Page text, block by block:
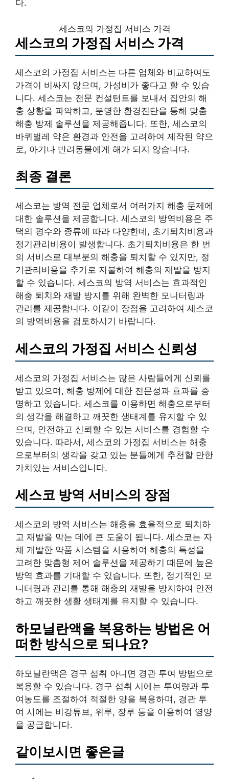
다.
세스코의 가정집 서비스 가격
세스코의 가정집 서비스 가격
세스코의 가정집 서비스는 다른 업체와 비교하여도
가격이 비싸지 않으며, 가성비가 좋다고 할 수 있습
니다. 세스코는 전문 컨설턴트를 보내서 집안의 해
충 상황을 파악하고, 분명한 환경진단을 통해 맞춤
해충 방제 솔루션을 제공해줍니다. 또한, 세스코의
바퀴벌레 약은 환경과 안전을 고려하여 제작된 약으
로, 아기나 반려동물에게 해가 되지 않습니다.
최종 결론
세스코는 방역 전문 업체로서 여러가지 해충 문제에
대한 솔루션을 제공합니다. 세스코의 방역비용은 주
택의 평수와 종류에 따라 다양한데, 초기퇴치비용과
정기관리비용이 발생합니다. 초기퇴치비용은 한 번
의 서비스로 대부분의 해충을 퇴치할 수 있지만, 정
기관리비용을 추가로 지불하여 해충의 재발을 방지
할 수 있습니다. 세스코의 방역 서비스는 효과적인
해충 퇴치와 재발 방지를 위해 완벽한 모니터링과
관리를 제공합니다. 이같이 장점을 고려하여 세스코
의 방역비용을 검토하시기 바랍니다.
세스코의 가정집 서비스 신뢰성
세스코의 가정집 서비스는 많은 사람들에게 신뢰를
받고 있으며, 해충 방제에 대한 전문성과 효과를 증
명하고 있습니다. 세스코를 이용하면 해충으로부터
의 생각을 해결하고 깨끗한 생태계를 유지할 수 있
으며, 안전하고 신뢰할 수 있는 서비스를 경험할 수
있습니다. 따라서, 세스코의 가정집 서비스는 해충
으로부터의 생각을 갖고 있는 분들에게 추천할 만한
가치있는 서비스입니다.
세스코 방역 서비스의 장점
세스코의 방역 서비스는 해충을 효율적으로 퇴치하
고 재발을 막는 데에 큰 도움이 됩니다. 세스코는 자
체 개발한 약품 시스템을 사용하여 해충의 특성을
고려한 맞춤형 제어 솔루션을 제공하기 때문에 높은
방역 효과를 기대할 수 있습니다. 또한, 정기적인 모
니터링과 관리를 통해 해충의 재발을 방지하여 안전
하고 깨끗한 생활 생태계를 유지할 수 있습니다.
하모닐란액을 복용하는 방법은 어
떠한 방식으로 되나요?
하모닐란액은 경구 섭취 아니면 경관 투여 방법으로
복용할 수 있습니다. 경구 섭취 시에는 투여량과 투
여농도를 조절하여 적절한 양을 복용하며, 경관 투
여 시에는 비강튜브, 위루, 장루 등을 이용하여 영양
을 공급합니다.
같이보시면 좋은글